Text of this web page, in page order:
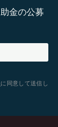
金の公募
に同意して送信し